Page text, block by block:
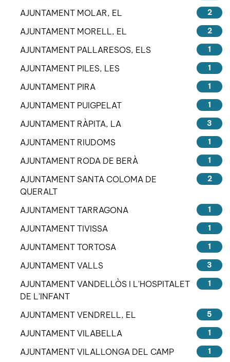
AJUNTAMENT MOLAR, EL 2
AJUNTAMENT MORELL, EL 2
AJUNTAMENT PALLARESOS, ELS 1
AJUNTAMENT PILES, LES 1
AJUNTAMENT PIRA 1
AJUNTAMENT PUIGPELAT 1
AJUNTAMENT RÀPITA, LA 3
AJUNTAMENT RIUDOMS 1
AJUNTAMENT RODA DE BERÀ 1
AJUNTAMENT SANTA COLOMA DE
QUERALT
2
AJUNTAMENT TARRAGONA 1
AJUNTAMENT TIVISSA 1
AJUNTAMENT TORTOSA 1
AJUNTAMENT VALLS 3
AJUNTAMENT VANDELLÒS I L'HOSPITALET
DE L'INFANT
1
AJUNTAMENT VENDRELL, EL 5
AJUNTAMENT VILABELLA 1
AJUNTAMENT VILALLONGA DEL CAMP 1